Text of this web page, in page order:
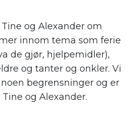
og Alexander om
innom tema som ferie
de gjør, hjelpemidler),
og tanter og onkler. Vi
begrensninger og er
og Alexander.